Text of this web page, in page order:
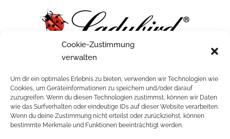
Cookie-Zustimmung
verwalten
Um dir ein optimales Erlebnis zu bieten, verwenden wir Technologien wie
Cookies, um Geräteinformationen zu speichern und/oder darauf
zuzugreifen. Wenn du diesen Technologien zustimmst, können wir Daten
wie das Surfverhalten oder eindeutige IDs auf dieser Website verarbeiten.
Wenn du deine Zustimmung nicht erteilst oder zurückziehst, können
bestimmte Merkmale und Funktionen beeinträchtigt werden.
A-Linienkleid mit Spaghettiträgern und tiefem
RELATED PROJECTS